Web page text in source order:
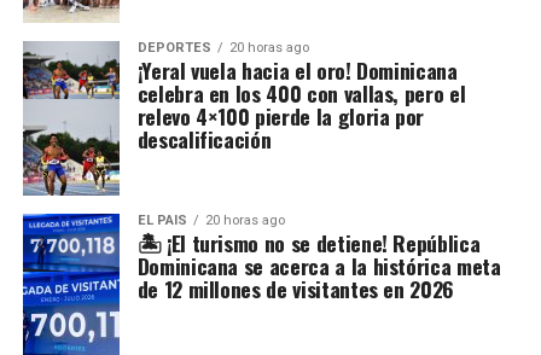
DEPORTES 20 horas ago
¡Yeral vuela hacia el oro! Dominicana
celebra en los 400 con vallas, pero el
relevo 4×100 pierde la gloria por
descalificación
EL PAIS 20 horas ago
🏝️ ¡El turismo no se detiene! República
Dominicana se acerca a la histórica meta
de 12 millones de visitantes en 2026